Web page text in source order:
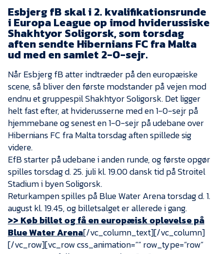
Kontakt
Job i EfB
Presse
Esbjerg fB skal i 2. kvalifikationsrunde
i Europa League op imod hviderussiske
Shakhtyor Soligorsk, som torsdag
aften sendte Hibernians FC fra Malta
ud med en samlet 2-0-sejr.
Når Esbjerg fB atter indtræder på den europæiske
scene, så bliver den første modstander på vejen mod
endnu et gruppespil Shakhtyor Soligorsk. Det ligger
helt fast efter, at hviderusserne med en 1-0-sejr på
hjemmebane og senest en 1-0-sejr på udebane over
Hibernians FC fra Malta torsdag aften spillede sig
videre.
EfB starter på udebane i anden runde, og første opgør
spilles torsdag d. 25. juli kl. 19.00 dansk tid på Stroitel
Stadium i byen Soligorsk.
Returkampen spilles på Blue Water Arena torsdag d. 1.
august kl. 19.45, og billetsalget er allerede i gang.
>> Køb billet og få en europæisk oplevelse på
Blue Water Arena[/vc_column_text][/vc_column]
[/vc_row][vc_row css_animation=”” row_type=”row”